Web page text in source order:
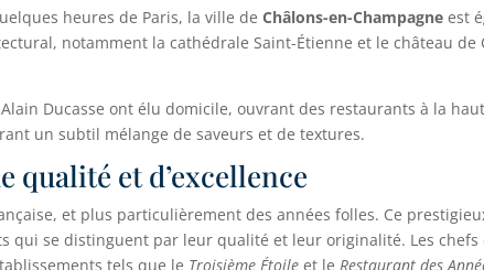
heures de Paris, la ville deChâlons-en-Champagne est
notamment la cathédrale Saint-Étienne et le château de
Ducasse ont élu domicile, ouvrant des restaurants à la
un subtil mélange de saveurs et de textures.
qualité et d’excellence
et plus particulièrement des années folles. Ce
qui se distinguent par leur qualité et leur originalité. Les chefs
tels que le Troisième Étoile et leRestaurant des